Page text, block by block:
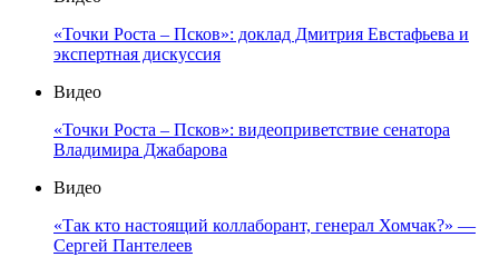
«Точки Роста – Псков»: доклад Дмитрия Евстафьева и
экспертная дискуссия
Видео
«Точки Роста – Псков»: видеоприветствие сенатора
Владимира Джабарова
Видео
«Так кто настоящий коллаборант, генерал Хомчак?» —
Сергей Пантелеев